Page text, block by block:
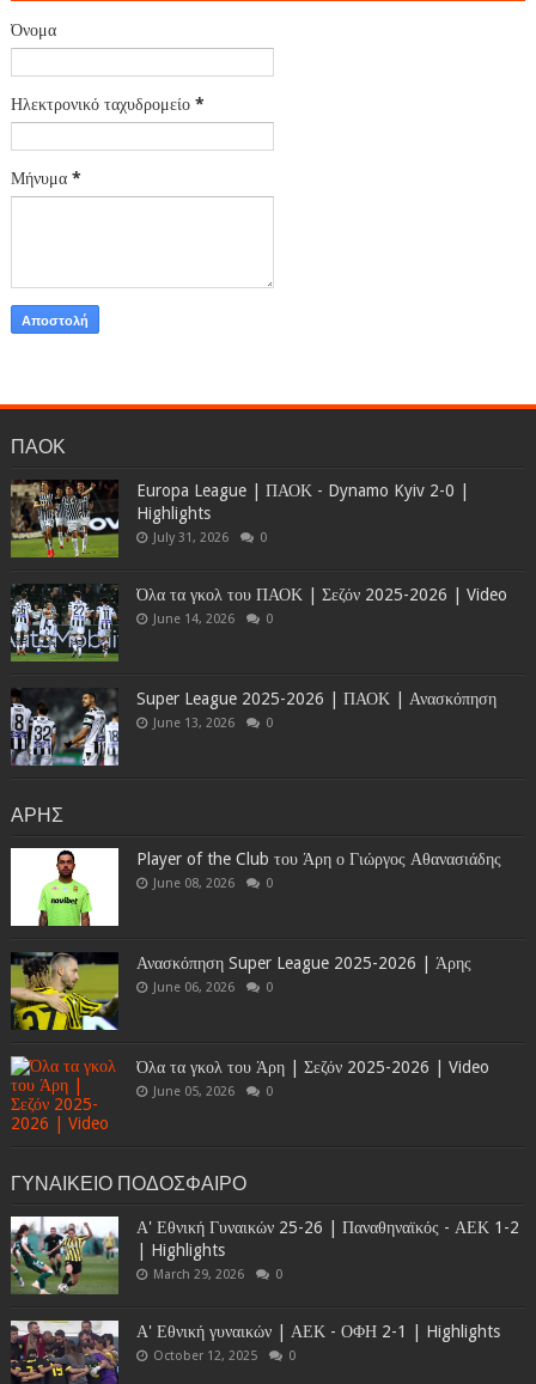
Όνομα
Ηλεκτρονικό ταχυδρομείο *
Μήνυμα *
ΠΑΟΚ
Europa League | ΠΑΟΚ - Dynamo Kyiv 2-0 |
Highlights
July 31, 2026 0
Όλα τα γκολ του ΠΑΟΚ | Σεζόν 2025-2026 | Video
June 14, 2026 0
Super League 2025-2026 | ΠΑΟΚ | Ανασκόπηση
June 13, 2026 0
ΑΡΗΣ
Player of the Club του Άρη ο Γιώργος Αθανασιάδης
June 08, 2026 0
Ανασκόπηση Super League 2025-2026 | Άρης
June 06, 2026 0
Όλα τα γκολ του Άρη | Σεζόν 2025-2026 | Video
June 05, 2026 0
ΓΥΝΑΙΚΕΙΟ ΠΟΔΟΣΦΑΙΡΟ
Α' Εθνική Γυναικών 25-26 | Παναθηναϊκός - ΑΕΚ 1-2
| Highlights
March 29, 2026 0
Α' Εθνική γυναικών | ΑΕΚ - ΟΦΗ 2-1 | Highlights
October 12, 2025 0